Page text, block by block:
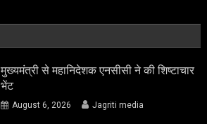
मुख्यमंत्री से महानिदेशक एनसीसी ने की शिष्टाचार
भेंट
August 6, 2026 Jagriti media